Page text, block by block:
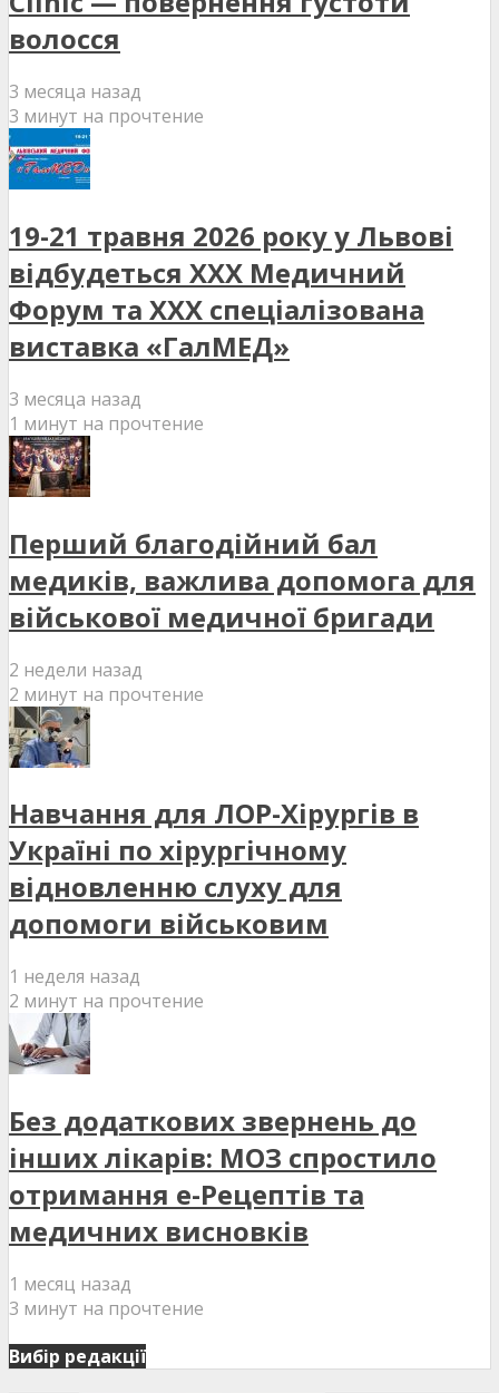
волосся
3 месяца назад
3 минут на прочтение
19-21 травня 2026 року у Львові
відбудеться XXX Медичний
Форум та XXX спеціалізована
виставка «ГалМЕД»
3 месяца назад
1 минут на прочтение
Перший благодійний бал
медиків, важлива допомога для
військової медичної бригади
2 недели назад
2 минут на прочтение
Навчання для ЛОР-Хірургів в
Україні по хірургічному
відновленню слуху для
допомоги військовим
1 неделя назад
2 минут на прочтение
Без додаткових звернень до
інших лікарів: МОЗ спростило
отримання е-Рецептів та
медичних висновків
1 месяц назад
3 минут на прочтение
Вибір редакції